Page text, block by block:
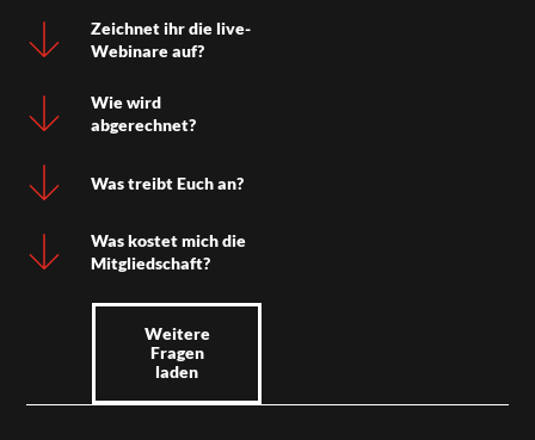
Zeichnet ihr die live-
Webinare auf?
Wie wird
abgerechnet?
Was treibt Euch an?
Was kostet mich die
Mitgliedschaft?
Weitere
Fragen
laden